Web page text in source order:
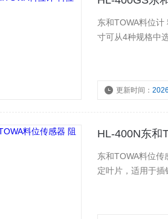
东和TOWA料位
寸可从4种规格中
更新时间：
HL-400N东和
东和TOWA料位
定叶片，适用于插